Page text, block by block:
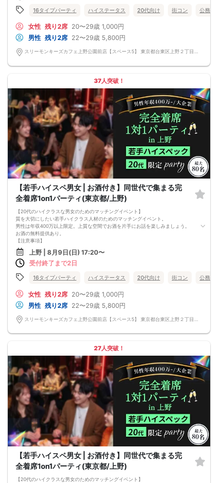
等）によりイベント中止になる可能性もございます。
・当日は時間に余裕をもってお越しください。10分以上の遅刻はご参加をお断り
する場合がございます。
【その他】
男女5対5
パーティ開始2時間前まで
16タイプパーティ ハイステータス 20代向け 街コン 公務員
女性 残り2席 20〜29歳 1,000円
男性 残り2席 22〜29歳 5,800円
37人突破！
【若手ハイスペ男女 | お酒付き】同世代で集まる完
全着席1on1パーティ(東京都/上野)
【20代のハイクラスな男女のためのマッチングイベント】
質を大切にしたい若手ハイクラス人材のためのマッチングイベント。
男性は年収400万以上限定。上質な空間でお酒を片手にお話を楽しみましょう。
お酒の無料提供あり。
【注意事項】
■当日の持ち物
・公的身分証明書 ※ご提示いただけない方はご参加いただけません
■留意事項
等）によりイベント中止になる可能性もございます。
・当日は時間に余裕をもってお越しください。10分以上の遅刻はご参加をお断り
する場合がございます。
【その他】
男女5対5
パーティ開始2時間前まで
上野 | 8月9日(日) 17:20〜
受付終了まで2日
16タイプパーティ ハイステータス 20代向け 街コン 公務員
女性 残り2席 20〜29歳 1,000円
男性 残り2席 22〜29歳 5,800円
27人突破！
【若手ハイスペ男女 | お酒付き】同世代で集まる完
全着席1on1パーティ(東京都/上野)
【20代のハイクラスな男女のためのマッチングイベント】